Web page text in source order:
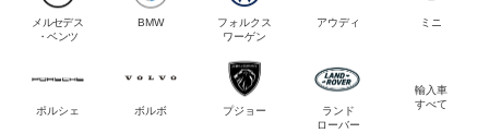
メルセデス
・ベンツ
BMW
フォルクス
ワーゲン
アウディ ミニ
ポルシェ ボルボ プジョー
ランド
ローバー
輸入車
すべて